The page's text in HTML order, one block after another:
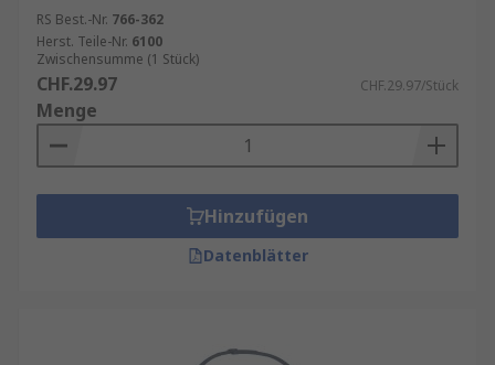
RS Best.-Nr. 766-362
Herst. Teile-Nr. 6100
Zwischensumme (1 Stück)
CHF.29.97 CHF.29.97/Stück
Menge
Hinzufügen
Datenblätter